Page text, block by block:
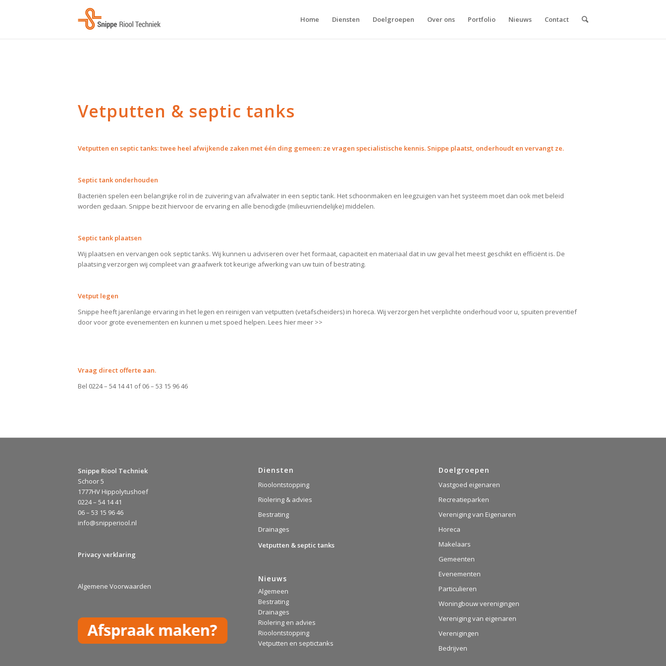
Home Diensten Doelgroepen Over ons Portfolio Nieuws Contact
Vetputten & septic tanks
Vetputten en septic tanks: twee heel afwijkende zaken met één ding gemeen: ze vragen specialistische kennis. Snippe plaatst, onderhoudt en vervangt ze.
Septic tank onderhouden
Bacteriën spelen een belangrijke rol in de zuivering van afvalwater in een septic tank. Het schoonmaken en leegzuigen van het systeem moet dan ook met beleid
worden gedaan. Snippe bezit hiervoor de ervaring en alle benodigde (milieuvriendelijke) middelen.
Septic tank plaatsen
Wij plaatsen en vervangen ook septic tanks. Wij kunnen u adviseren over het formaat, capaciteit en materiaal dat in uw geval het meest geschikt en efficiënt is. De
plaatsing verzorgen wij compleet van graafwerk tot keurige afwerking van uw tuin of bestrating.
Vetput legen
Snippe heeft jarenlange ervaring in het legen en reinigen van vetputten (vetafscheiders) in horeca. Wij verzorgen het verplichte onderhoud voor u, spuiten preventief
door voor grote evenementen en kunnen u met spoed helpen. Lees hier meer >>
Vraag direct offerte aan.
Bel 0224 – 54 14 41 of 06 – 53 15 96 46
Snippe Riool Techniek
Schoor 5
1777HV Hippolytushoef
0224 – 54 14 41
06 – 53 15 96 46
info@snipperiool.nl
Privacy verklaring
Algemene Voorwaarden
Diensten
Rioolontstopping
Riolering & advies
Bestrating
Drainages
Vetputten & septic tanks
Nieuws
Algemeen
Bestrating
Drainages
Riolering en advies
Rioolontstopping
Vetputten en septictanks
Doelgroepen
Vastgoed eigenaren
Recreatieparken
Vereniging van Eigenaren
Horeca
Makelaars
Gemeenten
Evenementen
Particulieren
Woningbouw verenigingen
Vereniging van eigenaren
Verenigingen
Bedrijven